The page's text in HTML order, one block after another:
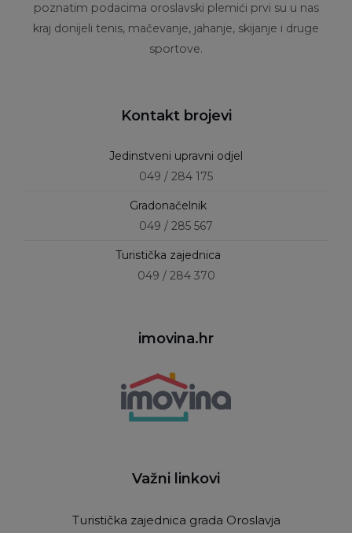
poznatim podacima oroslavski plemići prvi su u nas
kraj donijeli tenis, mačevanje, jahanje, skijanje i druge
sportove.
Kontakt brojevi
Jedinstveni upravni odjel
049 / 284 175
Gradonačelnik
049 / 285 567
Turistička zajednica
049 / 284 370
imovina.hr
Važni linkovi
Turistička zajednica grada Oroslavja